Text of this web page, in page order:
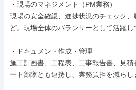
・現場のマネジメント（PM業務）
現場の安全確認、進捗状況のチェック
ど。現場全体のバランサーとして活躍し
・ドキュメント作成・管理
施工計画書、工程表、工事報告書、見
ート部隊とも連携し、業務負担を減らし